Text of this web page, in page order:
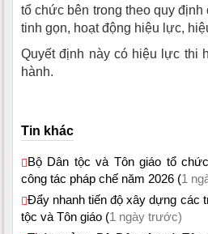
tổ chức bên trong theo quy định
tinh gọn, hoạt động hiệu lực,
Quyết định này có hiệu lực thi
hành.
Tin khác
Bộ Dân tộc và Tôn giáo tổ
công tác pháp chế năm 2026 (1
Đẩy nhanh tiến độ xây dựng các
tộc và Tôn giáo (1 ngày trước)